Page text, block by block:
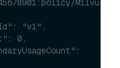
"v1",
0,